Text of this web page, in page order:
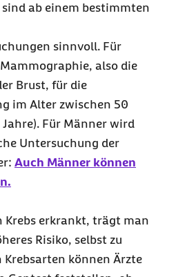
ab einem bestimmten
sinnvoll. Für
also die
Brust, für die
im Alter zwischen 50
Für Männer wird
Untersuchung der
Auch Männer können
Krebs erkrankt, trägt man
Risiko, selbst zu
können Ärzte